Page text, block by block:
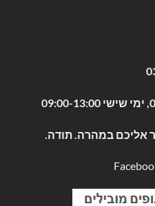
אליכם במהרה. תודה.